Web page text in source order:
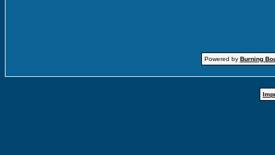
Powered by Burning